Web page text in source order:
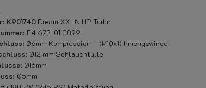
K901740 Dream XXI-N HP Turbo
E4 67R-01 0099
Ø6mm Kompression – (M10x1) Innengewinde
Ø12 mm Schlauchtülle
Ø16mm
Ø5mm